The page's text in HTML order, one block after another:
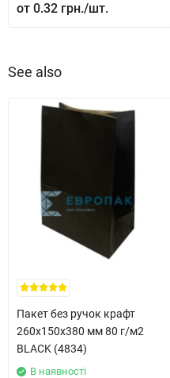
0.32 грн.
See also
Пакет без ручок крафт
260x150x380 мм 80 г/м2
BLACK (4834)
В наявності